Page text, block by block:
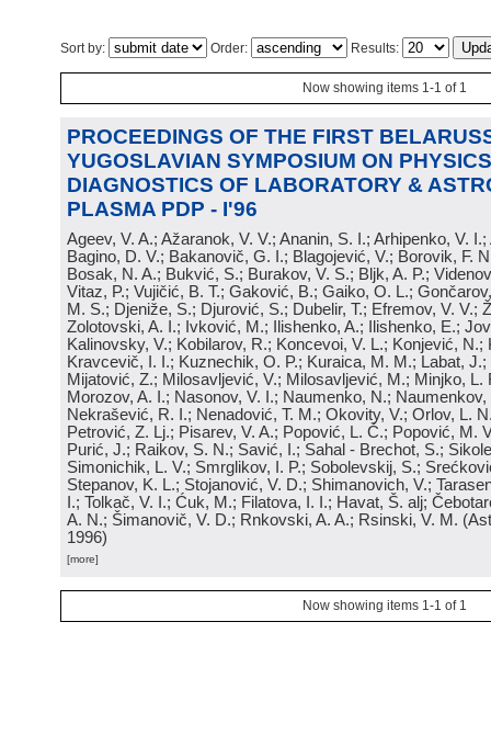
Sort by: Order: Results:
Now showing items 1-1 of 1
PROCEEDINGS OF THE FIRST
YUGOSLAVIAN SYMPOSIUM ON
DIAGNOSTICS OF LABORATORY &
PLASMA PDP - I'96
Ageev, V. A.; Ažaranok, V. V.; Ananin, S. I.; Arhipenko, V.
Bagino, D. V.; Bakanovič, G. I.; Blagojević, V.; Borovik, F.
Bosak, N. A.; Bukvić, S.; Burakov, V. S.; Bljk, A. P.;
Vitaz, P.; Vujičić, B. T.; Gaković, B.; Gaiko, O. L.;
M. S.; Djeniže, S.; Djurović, S.; Dubelir, T.; Efremov, V. V.;
Zolotovski, A. I.; Ivković, M.; Ilishenko, A.; Ilishenko, E.;
Kalinovsky, V.; Kobilarov, R.; Koncevoi, V. L.; Konjević, N.;
Kravcevič, I. I.; Kuznechik, O. P.; Kuraica, M. M.; Labat,
Mijatović, Z.; Milosavljević, V.; Milosavljević, M.; Minjko, L.
Morozov, A. I.; Nasonov, V. I.; Naumenko, N.; Naumenkov,
Nekrašević, R. I.; Nenadović, T. M.; Okovity, V.; Orlov, L.
Petrović, Z. Lj.; Pisarev, V. A.; Popović, L. Č.; Popović, M.
Purić, J.; Raikov, S. N.; Savić, I.; Sahal - Brechot, S.;
Simonichik, L. V.; Smrglikov, I. P.; Sobolevskij, S.;
Stepanov, K. L.; Stojanović, V. D.; Shimanovich, V.;
I.; Tolkač, V. I.; Ćuk, M.; Filatova, I. I.; Havat, Š. alj;
A. N.; Šimanovič, V. D.; Rnkovski, A. A.; Rsinski, V. M. (
1996)
[more]
Now showing items 1-1 of 1